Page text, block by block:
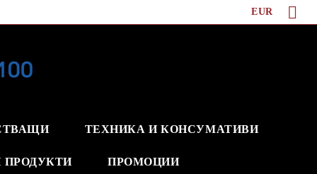
EUR
ТЕХНИКА И КОНСУМАТИВИ
ПРОДУКТИ ПРОМОЦИИ